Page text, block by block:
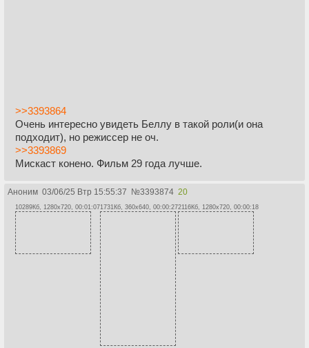
>>3393864
Очень интересно увидеть Беллу в такой роли(и она
подходит), но режиссер не оч.
>>3393869
Мискаст конено. Фильм 29 года лучше.
Аноним 03/06/25 Втр 15:55:37 №3393874 20
10289Кб, 1280x720, 00:01:071731Кб, 360x640, 00:00:272116Кб, 1280x720, 00:00:18